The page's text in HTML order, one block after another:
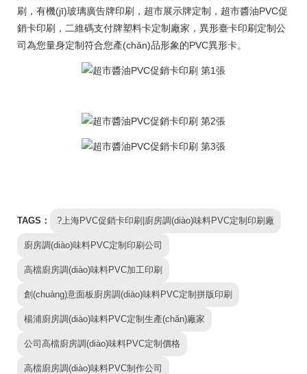
刷，有機(jī)玻璃廣告牌印刷，超市展示牌定制，超市醬油PVC促
銷卡印刷，二維碼支付牌塑料卡定制廠家，異形臺卡印刷定制公
司為您量身定制符合您產(chǎn)品形象的PVC異形卡。
TAGS： ?上海PVC促銷卡印刷|廚房調(diào)味料PVC定制印刷廠
廚房調(diào)味料PVC定制印刷公司
高檔廚房調(diào)味料PVC加工印刷
創(chuàng)意面板廚房調(diào)味料PVC定制拼版印刷
楊浦廚房調(diào)味料PVC定制生產(chǎn)廠家
公司高檔廚房調(diào)味料PVC定制價格
高檔廚房調(diào)味料PVC制作公司